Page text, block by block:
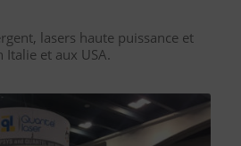
lasers haute puissance et
Italie et aux USA.